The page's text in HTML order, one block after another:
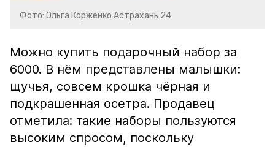
Фото: Ольга Корженко Астрахань 24
Можно купить подарочный набор за
6000. В нём представлены малышки:
щучья, совсем крошка чёрная и
подкрашенная осетра. Продавец
отметила: такие наборы пользуются
высоким спросом, поскольку